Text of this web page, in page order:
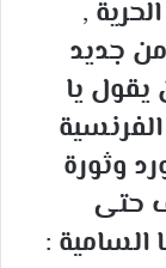
,
جديد
يقول يا
وثورة
حتى
: